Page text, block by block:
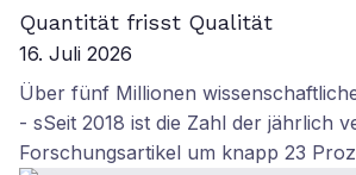
Quantität frisst Qualität
16. Juli 2026
Über fünf Millionen
- sSeit 2018 ist die Zahl der jährlich
Forschungsartikel um knapp 23